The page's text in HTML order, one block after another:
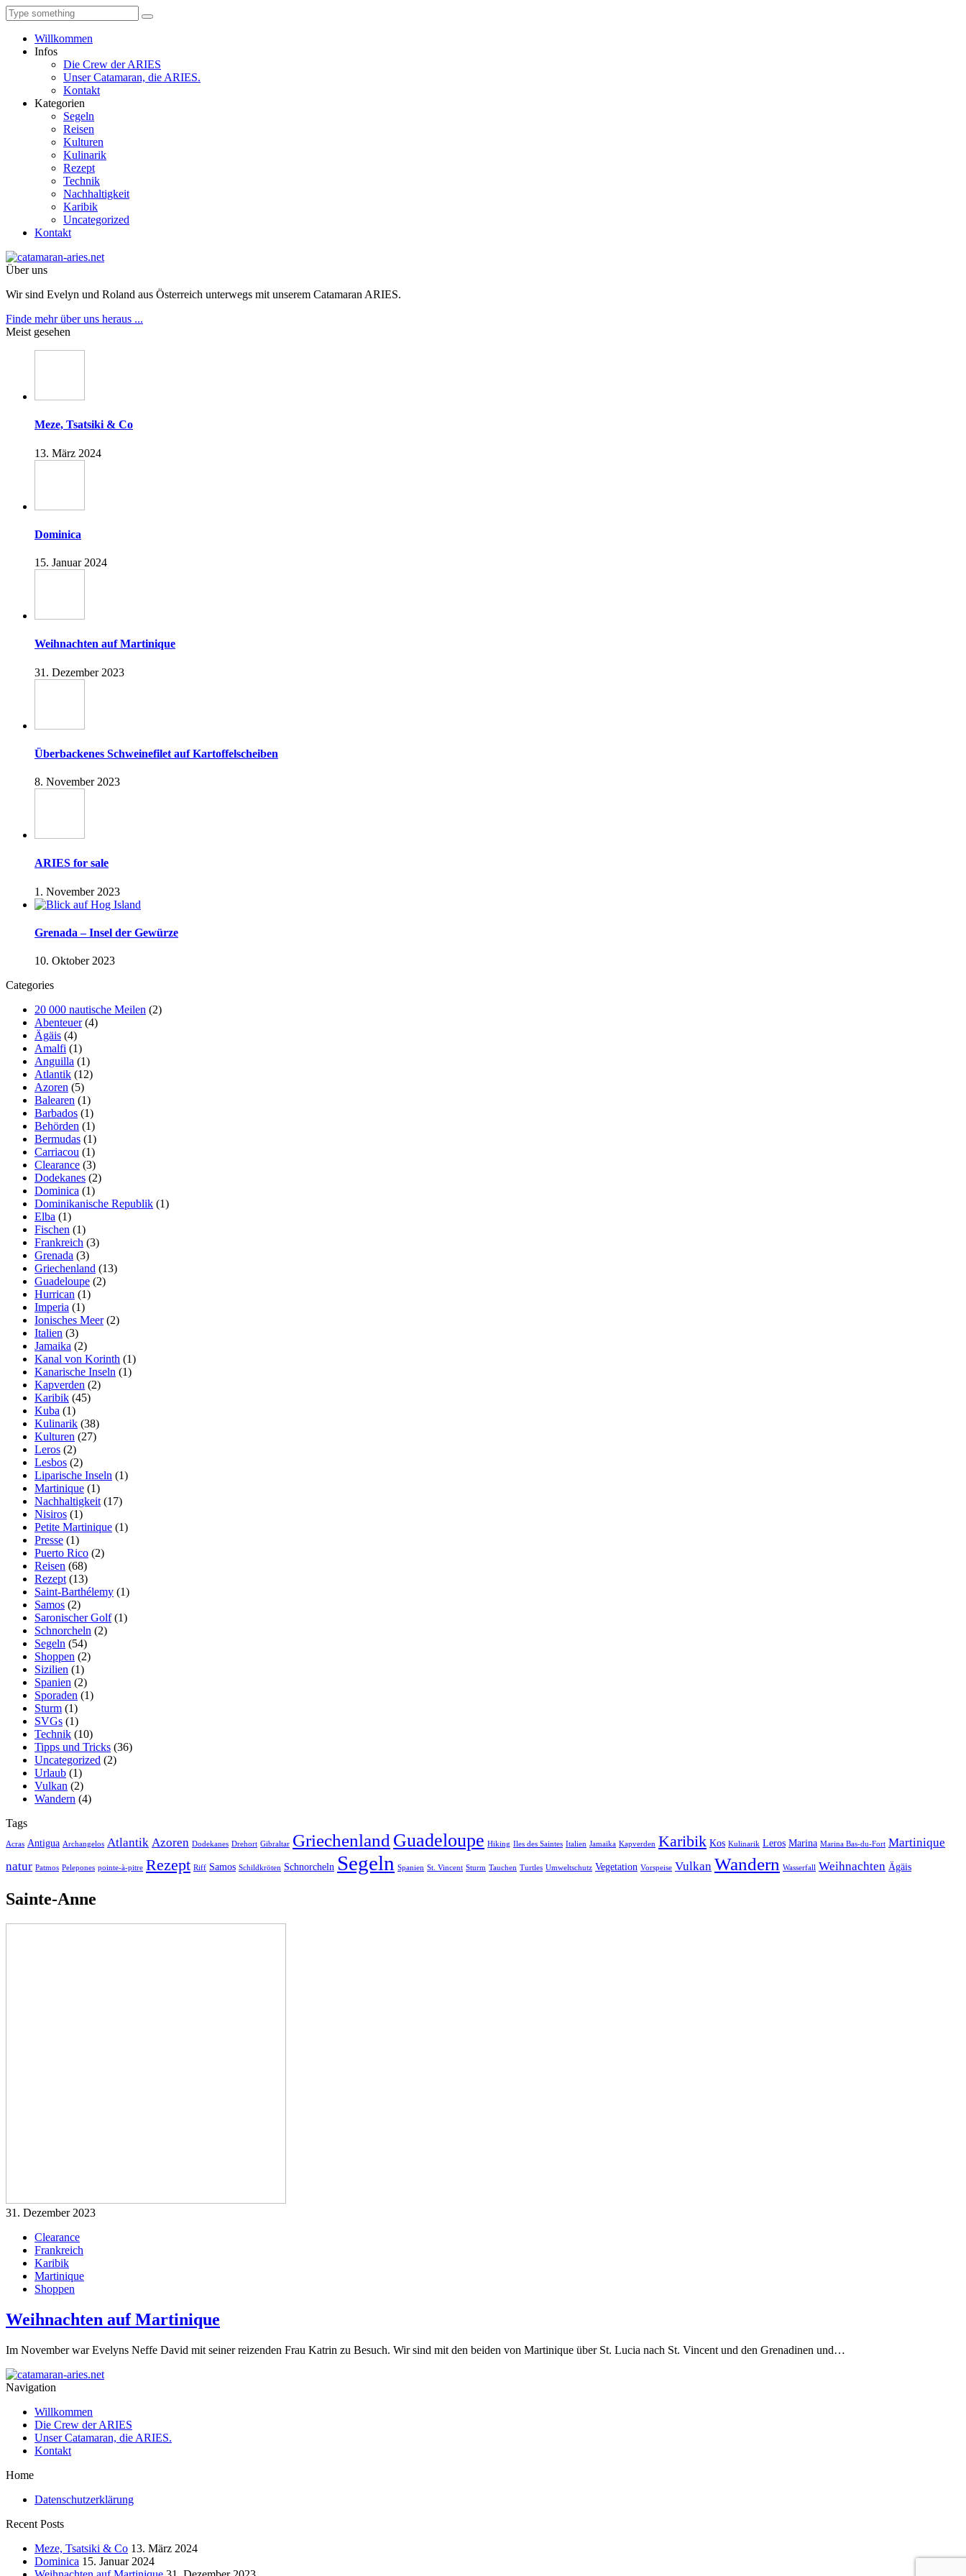
Willkommen
Infos
Die Crew der ARIES
Unser Catamaran, die ARIES.
Kontakt
Kategorien
Segeln
Reisen
Kulturen
Kulinarik
Rezept
Technik
Nachhaltigkeit
Karibik
Uncategorized
Kontakt
Über uns
Wir sind Evelyn und Roland aus Österreich unterwegs mit unserem Catamaran ARIES.
Finde mehr über uns heraus ...
Meist gesehen
Meze, Tsatsiki & Co
13. März 2024
Dominica
15. Januar 2024
Weihnachten auf Martinique
31. Dezember 2023
Überbackenes Schweinefilet auf Kartoffelscheiben
8. November 2023
ARIES for sale
1. November 2023
Grenada – Insel der Gewürze
10. Oktober 2023
Categories
20 000 nautische Meilen (2)
Abenteuer(4)
Ägäis (4)
Amalfi (1)
Anguilla (1)
Atlantik (12)
Azoren (5)
Balearen (1)
Barbados (1)
Behörden (1)
Bermudas (1)
Carriacou (1)
Clearance (3)
Dodekanes (2)
Dominica (1)
Dominikanische Republik (1)
Elba (1)
Fischen (1)
Frankreich (3)
Grenada (3)
Griechenland (13)
Guadeloupe (2)
Hurrican (1)
Imperia (1)
Ionisches Meer(2)
Italien (3)
Jamaika (2)
Kanal von Korinth (1)
Kanarische Inseln (1)
Kapverden (2)
Karibik (45)
Kuba (1)
Kulinarik (38)
Kulturen (27)
Leros (2)
Lesbos (2)
Liparische Inseln (1)
Martinique (1)
Nachhaltigkeit (17)
Nisiros (1)
Petite Martinique (1)
Presse (1)
Puerto Rico (2)
Reisen (68)
Rezept (13)
Saint-Barthélemy (1)
Samos (2)
Saronischer Golf(1)
Schnorcheln (2)
Segeln (54)
Shoppen (2)
Sizilien (1)
Spanien (2)
Sporaden (1)
Sturm (1)
SVGs (1)
Technik (10)
Tipps und Tricks (36)
Uncategorized (2)
Urlaub (1)
Vulkan (2)
Wandern (4)
Tags
Acras Antigua Archangelos Atlantik Azoren Dodekanes Drehort Gibraltar Griechenland Guadeloupe Hiking Iles des Saintes Italien Jamaika Kapverden Karibik Kos Kulinarik Leros Marina Marina Bas-du-Fort Martinique
natur Patmos Pelepones pointe-à-pitre Rezept Riff Samos Schildkröten Schnorcheln Segeln Spanien St. Vincent Sturm Tauchen Turtles Umweltschutz Vegetation Vorspeise Vulkan Wandern Wasserfall Weihnachten Ägäis
Sainte-Anne
31. Dezember 2023
Clearance
Frankreich
Karibik
Martinique
Shoppen
Weihnachten auf Martinique
Im November war Evelyns Neffe David mit seiner reizenden Frau Katrin zu Besuch. Wir sind mit den beiden von Martinique über St. Lucia nach St. Vincent und den Grenadinen und…
Navigation
Willkommen
Die Crew der ARIES
Unser Catamaran, die ARIES.
Kontakt
Home
Datenschutzerklärung
Recent Posts
Meze, Tsatsiki & Co 13. März 2024
Dominica 15. Januar 2024